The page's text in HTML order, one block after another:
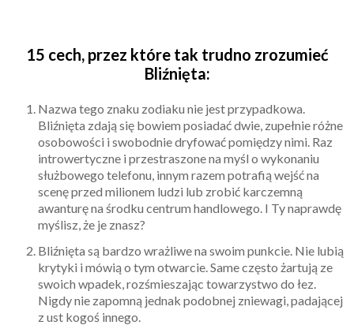
15 cech, przez które tak trudno zrozumieć
Bliźnięta:
Nazwa tego znaku zodiaku nie jest przypadkowa.
Bliźnięta zdają się bowiem posiadać dwie, zupełnie różne
osobowości i swobodnie dryfować pomiędzy nimi. Raz
introwertyczne i przestraszone na myśl o wykonaniu
służbowego telefonu, innym razem potrafią wejść na
scenę przed milionem ludzi lub zrobić karczemną
awanturę na środku centrum handlowego. I Ty naprawdę
myślisz, że je znasz?
Bliźnięta są bardzo wrażliwe na swoim punkcie. Nie lubią
krytyki i mówią o tym otwarcie. Same często żartują ze
swoich wpadek, rozśmieszając towarzystwo do łez.
Nigdy nie zapomną jednak podobnej zniewagi, padającej
z ust kogoś innego.